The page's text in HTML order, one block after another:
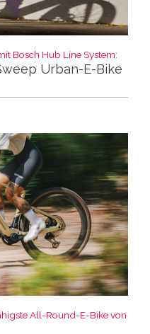
Bosch Hub Line System:
Urban-E-Bike
All-Round-E-Bike von